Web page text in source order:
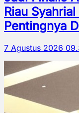
Riau
Pentingnya
7 Agustus 2026